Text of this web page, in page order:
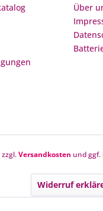
Über
Versandkosten und
Widerruf